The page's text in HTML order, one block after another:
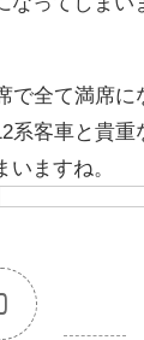
で全て満席
系客車と貴重
ますね。